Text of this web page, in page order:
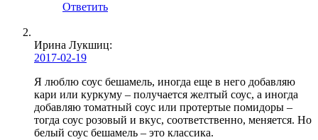
Ответить
Ирина Лукшиц:
2017-02-19
Я люблю соус бешамель, иногда еще в него добавляю
кари или куркуму – получается желтый соус, а иногда
добавляю томатный соус или протертые помидоры –
тогда соус розовый и вкус, соответственно, меняется. Но
белый соус бешамель – это классика.